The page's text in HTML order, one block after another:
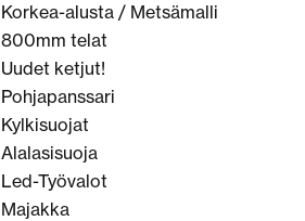
Korkea-alusta / Metsämalli
800mm telat
Uudet ketjut!
Pohjapanssari
Kylkisuojat
Alalasisuoja
Led-Työvalot
Majakka